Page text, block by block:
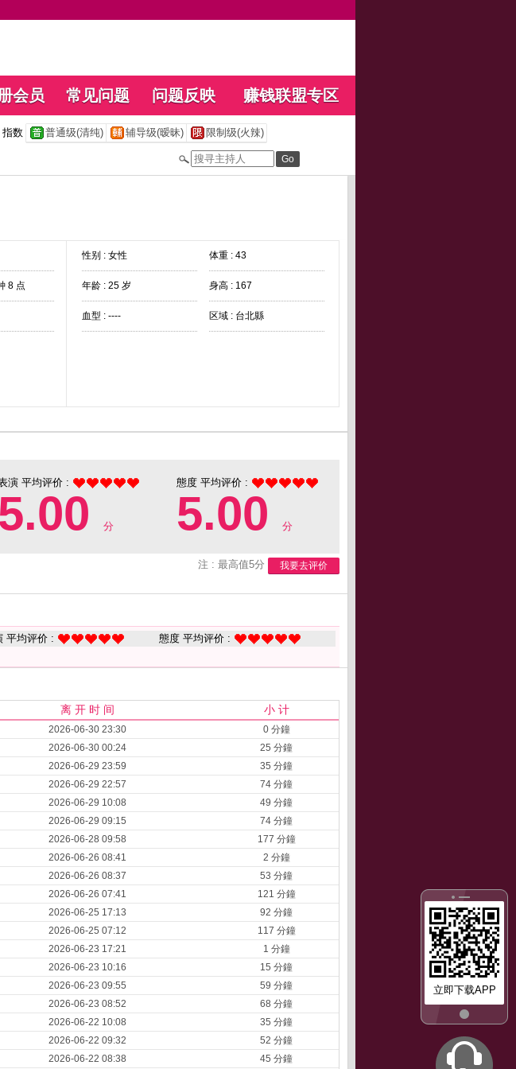
会员 常见问题 问题反映 赚钱联盟专区
立即下载APP
指数 普通级(清纯) 辅导级(暧昧) 限制级(火辣)
8 点
性别 : 女性 体重 : 43
年龄 : 25 岁 身高 : 167
血型 : ---- 区域 : 台北縣
演 平均评价 :
5.00 分
態度 平均评价 :
5.00 分
注 : 最高值5分 我要去评价
平均评价 :
態度 平均评价 :
离 开 时 间 小 计
2026-06-30 23:30
0 分鐘
2026-06-30 00:24
25 分鐘
2026-06-29 23:59
35 分鐘
2026-06-29 22:57
74 分鐘
2026-06-29 10:08
49 分鐘
2026-06-29 09:15
74 分鐘
2026-06-28 09:58
177 分鐘
2026-06-26 08:41
2 分鐘
2026-06-26 08:37
53 分鐘
2026-06-26 07:41
121 分鐘
2026-06-25 17:13
92 分鐘
2026-06-25 07:12
117 分鐘
2026-06-23 17:21
1 分鐘
2026-06-23 10:16
15 分鐘
2026-06-23 09:55
59 分鐘
2026-06-23 08:52
68 分鐘
2026-06-22 10:08
35 分鐘
2026-06-22 09:32
52 分鐘
2026-06-22 08:38 45 分鐘